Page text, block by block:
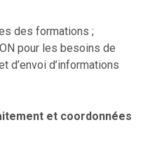
des formations ;
pour les besoins de
d’envoi d’informations
et coordonnées